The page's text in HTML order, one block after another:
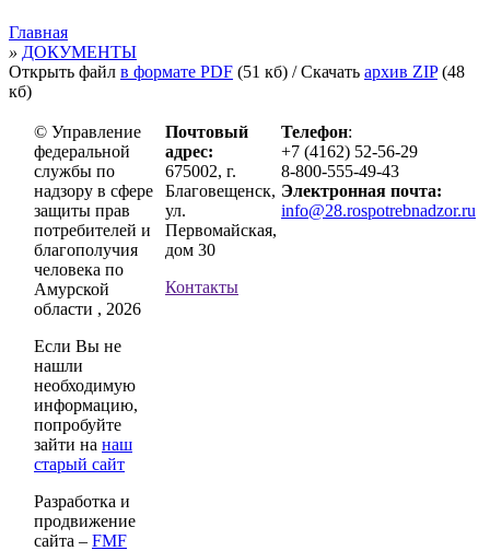
Главная
» ДОКУМЕНТЫ
Открыть файл в формате PDF (51 кб) / Скачать архив ZIP (48
кб)
© Управление
федеральной
службы по
надзору в сфере
защиты прав
потребителей и
благополучия
человека по
Амурской
области , 2026
Если Вы не
нашли
необходимую
информацию,
попробуйте
зайти на наш
старый сайт
Разработка и
продвижение
сайта – FMF
Почтовый
адрес:
675002, г.
Благовещенск,
ул.
Первомайская,
дом 30
Контакты
Телефон:
+7 (4162) 52-56-29
8-800-555-49-43
Электронная почта:
info@28.rospotrebnadzor.ru